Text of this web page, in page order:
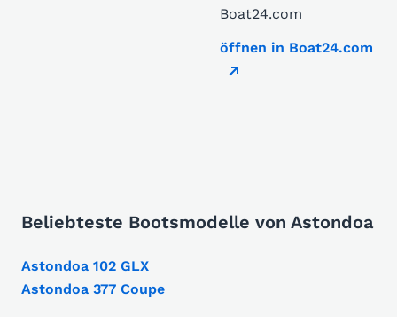
Boat24.com
öffnen in Boat24.com
Beliebteste Bootsmodelle von Astondoa
Astondoa 102 GLX
Astondoa 377 Coupe